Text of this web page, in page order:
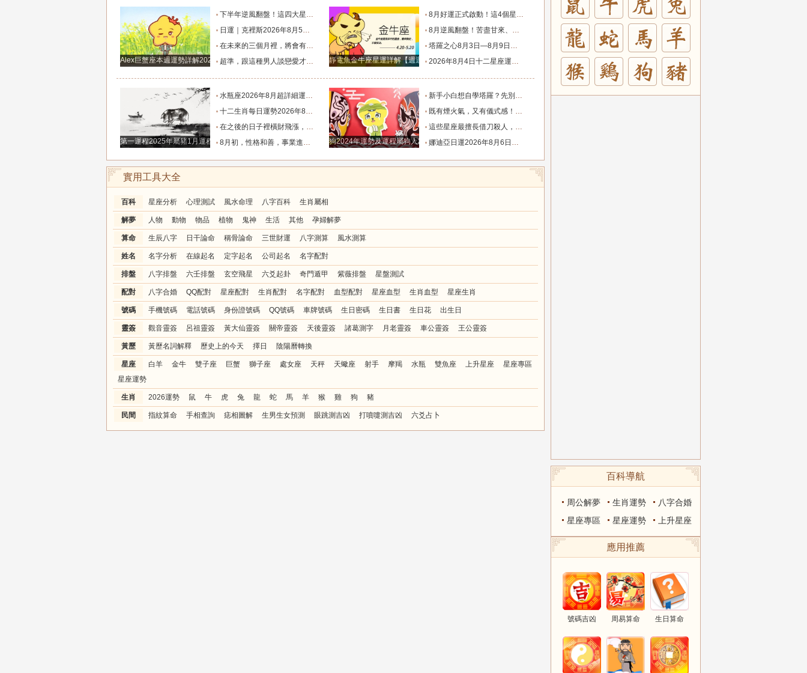
Alex巨蟹座本週運勢詳解2024.12.23-12.29
下半年逆風翻盤！這四大星座將迎來命運轉折點_星象_相位_機會
日運｜克裡斯2026年8月5日十二星座運勢_感覺_願望_右耳
在未來的三個月裡，將會有好運來臨的星座_機會_挑戰_家庭
超準，跟這種男人談戀愛才有未來！_感情_給予_的特點
靜電魚金牛座星運詳解【週運2024年12月9日-12月15日】
8月好運正式啟動！這4個星座迎來翻身機會，事業、財運一起升溫_幸運_數字_時間
8月逆風翻盤！苦盡甘來、運勢徹底爆棚的三大星座_內耗_感情_好運
塔羅之心8月3日—8月9日週運勢_方面_事情_生活
2026年8月4日十二星座運勢_事業_財運_感情
第一運程2025年屬豬1月運程解析
水瓶座2026年8月超詳細運勢解析！_束明亮_能量_什麽
十二生肖每日運勢2026年8月4日_幸運_綜合_物品
在之後的日子裡橫財飛漲，賺足財庫，桃花旺到爆的星座_愛情_都為之_財富
8月初，性格和善，事業進步飛速，全是貴人鋪路搭橋的四個星座_金牛座_初將_天秤座
狗2024年運勢及運程屬狗人2024運勢好嗎
新手小白想自學塔羅？先別急著買牌，這份書單和真心話請收好_職業_客人_門店
既有煙火氣，又有儀式感！這三個生肖，最擅長把日子過成詩！_生活_習慣_屬雞
這些星座最擅長借刀殺人，背後使絆子從不手軟_雙子座_能在_心思
娜迪亞日運2026年8月6日週四每日星座運勢_數字_相關_情緒
實用工具大全
百科 星座分析 心理測試 風水命理 八字百科 生肖屬相
解夢 人物 動物 物品 植物 鬼神 生活 其他 孕婦解夢
算命 生辰八字 日干論命 稱骨論命 三世財運 八字測算 風水測算
姓名 名字分析 在線起名 定字起名 公司起名 名字配對
排盤 八字排盤 六壬排盤 玄空飛星 六爻起卦 奇門遁甲 紫薇排盤 星盤測試
配對 八字合婚 QQ配對 星座配對 生肖配對 名字配對 血型配對 星座血型 生肖血型 星座生肖
號碼 手機號碼 電話號碼 身份證號碼 QQ號碼 車牌號碼 生日密碼 生日書 生日花 出生日
靈簽 觀音靈簽 呂祖靈簽 黃大仙靈簽 關帝靈簽 天後靈簽 諸葛測字 月老靈簽 車公靈簽 王公靈簽
黃歷 黃歷名詞解釋 歷史上的今天 擇日 陰陽曆轉換
星座 白羊 金牛 雙子座 巨蟹 獅子座 處女座 天秤 天蠍座 射手 摩羯 水瓶 雙魚座 上升星座
星座專區
星座運勢
生肖 2026運勢 鼠 牛 虎 兔 龍 蛇 馬 羊 猴 雞 狗 豬
民間 指紋算命 手相查詢 痣相圖解 生男生女預測 眼跳測吉凶 打噴嚏測吉凶 六爻占卜
龍 蛇
猴 雞 狗
百科導航
周公解夢 生肖運勢
八字合婚
星座專區
星座運勢 上升星座
應用推薦
號碼吉凶 周易算命 生日算命